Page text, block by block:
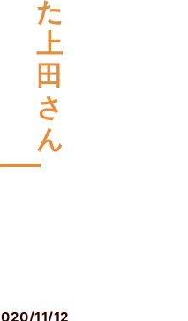
た
上
田
さ
ん
11/12